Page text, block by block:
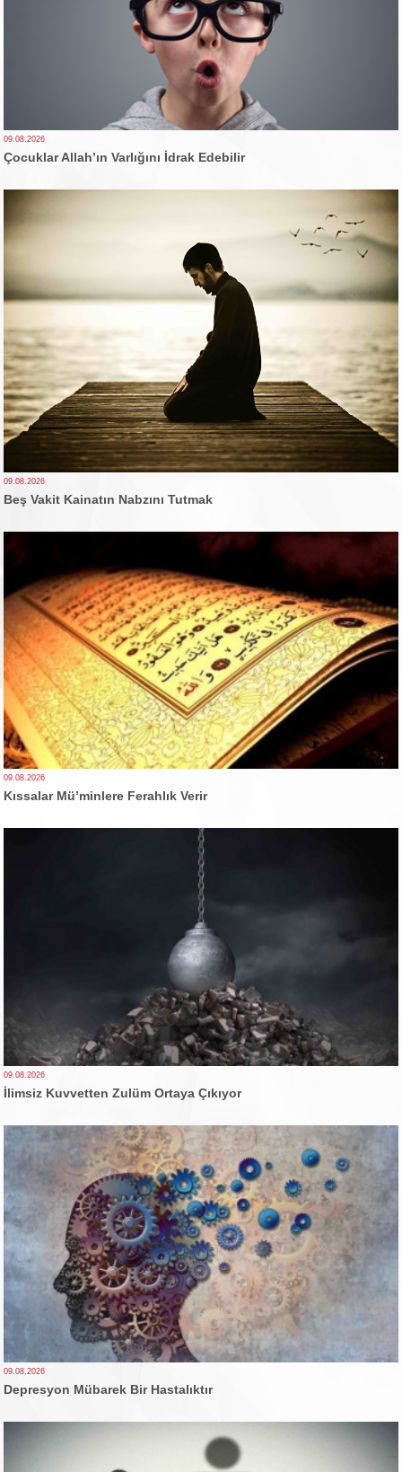
09.08.2026
Çocuklar Allah’ın Varlığını İdrak Edebilir
09.08.2026
Beş Vakit Kainatın Nabzını Tutmak
09.08.2026
Kıssalar Mü’minlere Ferahlık Verir
09.08.2026
İlimsiz Kuvvetten Zulüm Ortaya Çıkıyor
09.08.2026
Depresyon Mübarek Bir Hastalıktır